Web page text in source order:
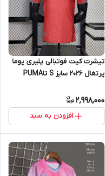
تیشرت کیت فوتبالی پلیری پوما
پرتغال 2026 سایز S تاPUMA
2,998,000
افزودن به سبد